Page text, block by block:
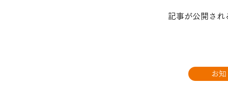
記事が公開され
お